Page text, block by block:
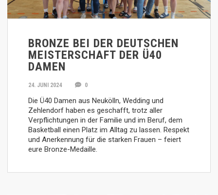
BRONZE BEI DER DEUTSCHEN
MEISTERSCHAFT DER Ü40
DAMEN
24. JUNI 2024 0
Die Ü40 Damen aus Neukölln, Wedding und
Zehlendorf haben es geschafft, trotz aller
Verpflichtungen in der Familie und im Beruf, dem
Basketball einen Platz im Alltag zu lassen. Respekt
und Anerkennung für die starken Frauen – feiert
eure Bronze-Medaille.